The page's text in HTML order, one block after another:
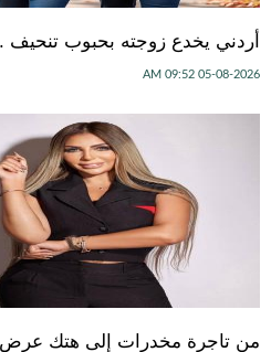
أردني يخدع زوجته بحبوب تنحيف
05-08-2026 09:52 AM
من تاجرة مخدرات إلى هتك عرض